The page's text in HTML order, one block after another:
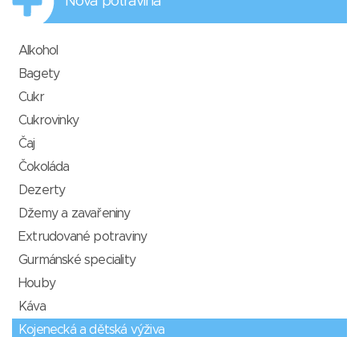
Alkohol
Bagety
Cukr
Cukrovinky
Čaj
Čokoláda
Dezerty
Džemy a zavařeniny
Extrudované potraviny
Gurmánské speciality
Houby
Káva
Kojenecká a dětská výživa